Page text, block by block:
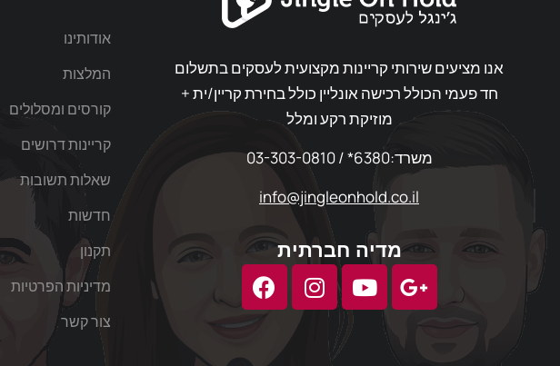
אודותינו
המלצות
קורסים ומסלולים
קריינות דרושים
שאלות תשובות
חדשות
תקנון
מדיניות הפרטיות
צור קשר
אנו מציעים שירותי קריינות מקצועית לעסקים בתשלום
חד פעמי הכולל רכישה אונליין כולל בחירת קריין/ית +
מוזיקת רקע ומלל
03-303-0810 / *6380:משרד
info@jingleonhold.co.il
מדיה חברתית